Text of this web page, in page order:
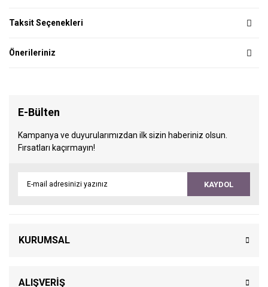
Taksit Seçenekleri
Önerileriniz
E-Bülten
Kampanya ve duyurularımızdan ilk sizin haberiniz olsun.
Fırsatları kaçırmayın!
KAYDOL
KURUMSAL
ALIŞVERİŞ